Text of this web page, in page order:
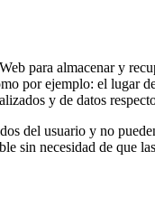
para almacenar y
por ejemplo: el lugar
y de datos
del usuario y no
sin necesidad de que